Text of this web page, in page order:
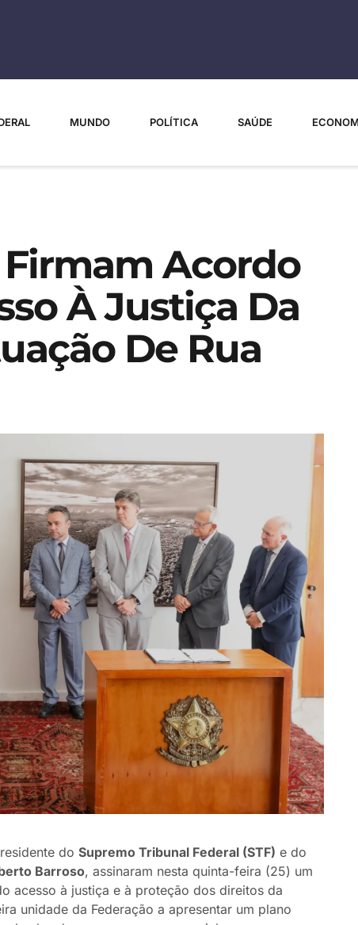
MUNDO POLÍTICA SAÚDE
Acordo
À Justiça Da
De Rua
do Supremo Tribunal Federal (STF) e do
Barroso, assinaram nesta quinta-feira (25) um
acesso à justiça e à proteção dos direitos da
unidade da Federação a apresentar um plano